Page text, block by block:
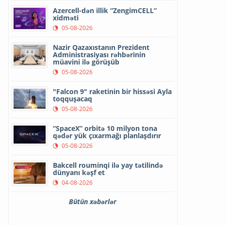
Azercell-dən illik “ZengimCELL”
xidməti
05-08-2026
Nazir Qazaxıstanın Prezident
Administrasiyası rəhbərinin
müavini ilə görüşüb
05-08-2026
"Falcon 9" raketinin bir hissəsi Ayla
toqquşacaq
05-08-2026
“SpaceX” orbitə 10 milyon tona
qədər yük çıxarmağı planlaşdırır
05-08-2026
Bakcell rouminqi ilə yay tətilində
dünyanı kəşf et
04-08-2026
Bütün xəbərlər